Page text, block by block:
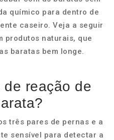
químico para dentro de
caseiro. Veja a seguir
produtos naturais, que
baratas bem longe.
de reação de
três pares de pernas e a
sensível para detectar a